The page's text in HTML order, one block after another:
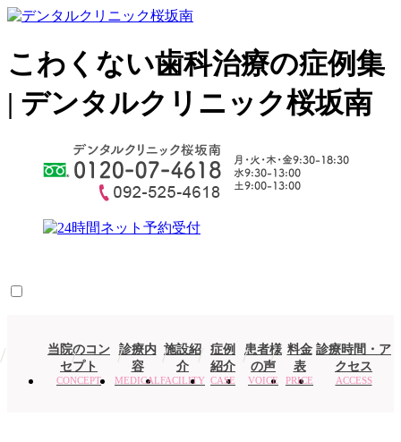
こわくない歯科治療の症例集
| デンタルクリニック桜坂南
当院のコン
セプト
CONCEPT
診療内
容
MEDICAL
施設紹
介
FACILITY
症例
紹介
CASE
患者様
の声
VOICE
料金
表
PRICE
診療時間・ア
クセス
ACCESS